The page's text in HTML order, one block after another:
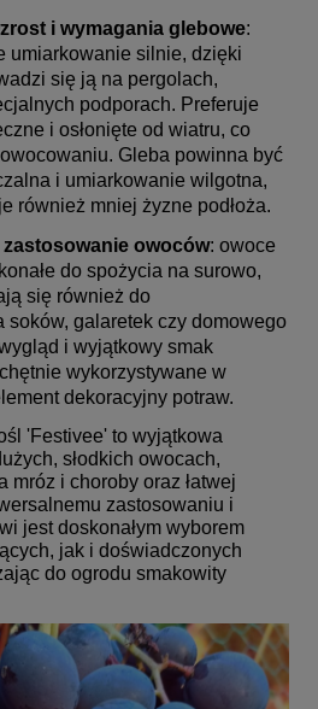
i wymagania glebowe:
umiarkowanie silnie, dzięki
się ją na pergolach,
podporach. Preferuje
i osłonięte od wiatru, co
Gleba powinna być
i umiarkowanie wilgotna,
również mniej żyzne podłoża.
owoców: owoce
do spożycia na surowo,
się również do
soków, galaretek czy domowego
i wyjątkowy smak
wykorzystywane w
dekoracyjny potraw.
'Festivee' to wyjątkowa
słodkich owocach,
mróz i choroby oraz łatwej
zastosowaniu i
jest doskonałym wyborem
jak i doświadczonych
do ogrodu smakowity